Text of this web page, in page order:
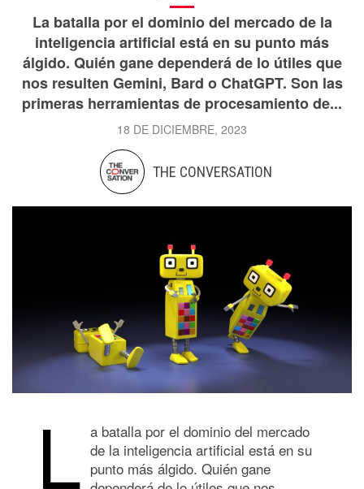
La batalla por el dominio del mercado de la
inteligencia artificial está en su punto más
álgido. Quién gane dependerá de lo útiles que
nos resulten Gemini, Bard o ChatGPT. Son las
primeras herramientas de procesamiento de...
18 DE DICIEMBRE, 2023
THE CONVERSATION
L a batalla por el dominio del mercado
de la inteligencia artificial está en su
punto más álgido. Quién gane